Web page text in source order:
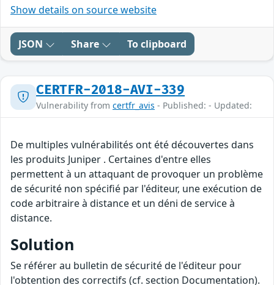
Show details on source website
JSON Share To clipboard
CERTFR-2018-AVI-339
Vulnerability from certfr_avis - Published: - Updated:
De multiples vulnérabilités ont été découvertes dans
les produits Juniper . Certaines d'entre elles
permettent à un attaquant de provoquer un problème
de sécurité non spécifié par l'éditeur, une exécution de
code arbitraire à distance et un déni de service à
distance.
Solution
Se référer au bulletin de sécurité de l'éditeur pour
l'obtention des correctifs (cf. section Documentation).